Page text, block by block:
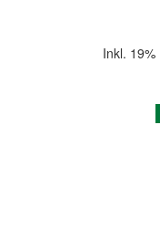
Inkl. 19%